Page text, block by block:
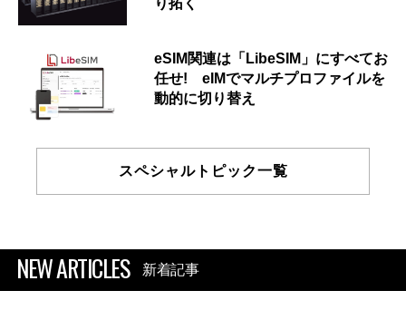
eSIM関連は「LibeSIM」にすべてお
任せ! eIMでマルチプロファイルを
動的に切り替え
スペシャルトピック一覧
NEW ARTICLES 新着記事